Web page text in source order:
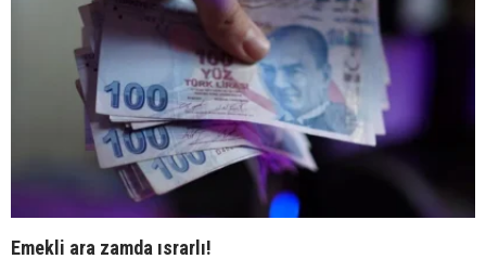
Emekli ara zamda ısrarlı!